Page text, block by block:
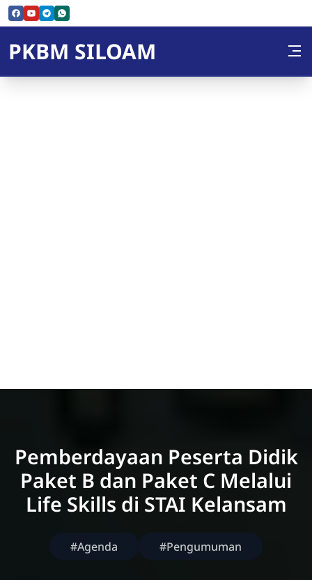
Skip to Content
PKBM SILOAM
Pemberdayaan Peserta Didik
Paket B dan Paket C Melalui
Life Skills di STAI Kelansam
#Agenda #Pengumuman